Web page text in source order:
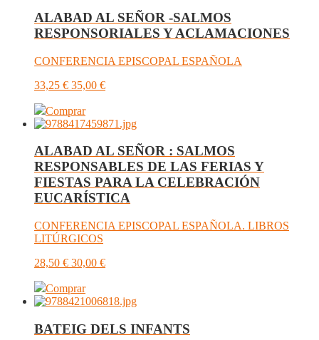
ALABAD AL SEÑOR -SALMOS
RESPONSORIALES Y ACLAMACIONES
CONFERENCIA EPISCOPAL ESPAÑOLA
33,25 € 35,00 €
Comprar
ALABAD AL SEÑOR : SALMOS
RESPONSABLES DE LAS FERIAS Y
FIESTAS PARA LA CELEBRACIÓN
EUCARÍSTICA
CONFERENCIA EPISCOPAL ESPAÑOLA. LIBROS
LITÚRGICOS
28,50 € 30,00 €
Comprar
BATEIG DELS INFANTS